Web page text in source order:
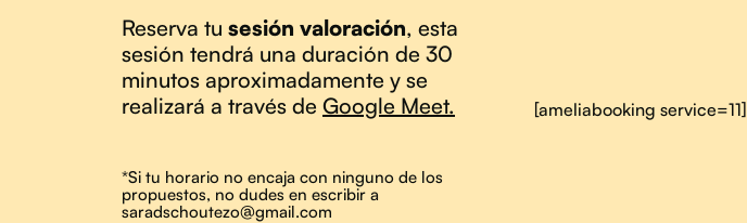
Reserva tu sesión valoración, esta
sesión tendrá una duración de 30
minutos aproximadamente y se
realizará a través de Google Meet.
*Si tu horario no encaja con ninguno de los
propuestos, no dudes en escribir a
saradschoutezo@gmail.com
[ameliabooking service=11]